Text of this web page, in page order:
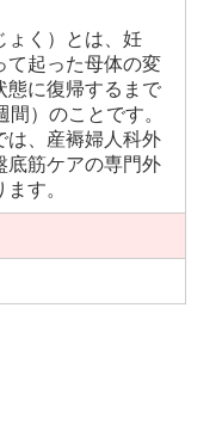
ょく）とは、妊
て起った母体の変
態に復帰するまで
）のことです。
は、産褥婦人科外
底筋ケアの専門外
す。